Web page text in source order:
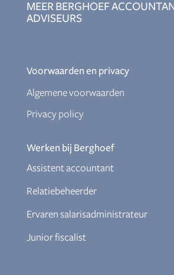
MEER BERGHOEF
ADVISEURS
Voorwaarden en privacy
Algemene voorwaarden
Privacy policy
Werken bij Berghoef
Assistent accountant
Relatiebeheerder
Ervaren salarisadministrateur
Junior fiscalist